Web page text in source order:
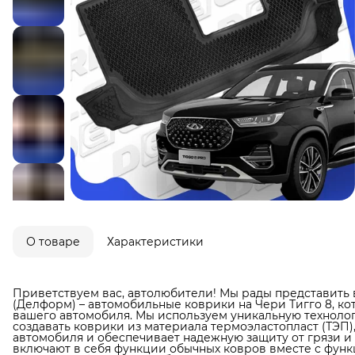
О товаре Характеристики
Приветствуем вас, автолюбители! Мы рады
(Делформ) – автомобильные коврики на Чери Тигго 8,
вашего автомобиля. Мы используем уникальную
создавать коврики из материала термоэластопласт
автомобиля и обеспечивает надежную защиту от грязи
включают в себя функции обычных ковров вместе с